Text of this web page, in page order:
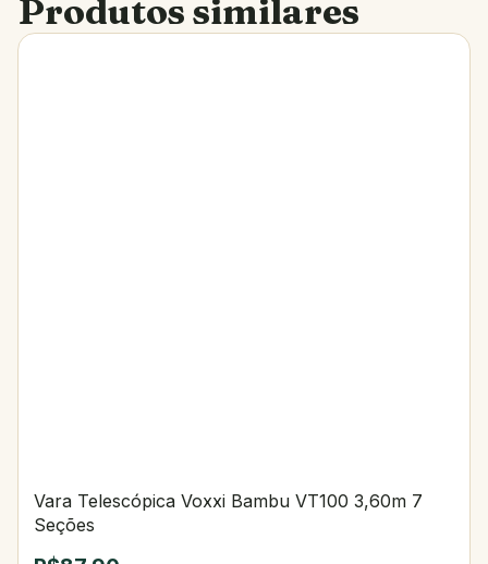
Produtos similares
Vara Telescópica Voxxi Bambu VT100 3,60m 7
Seções